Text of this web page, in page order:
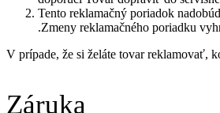
Tento reklamačný poriadok
.Zmeny reklamačného poriadku
V prípade, že si želáte tovar reklamovať,
Záruka